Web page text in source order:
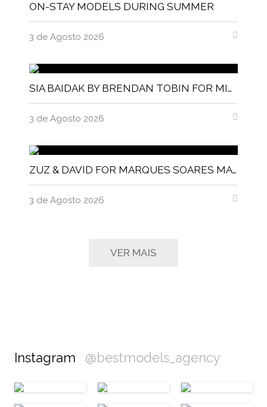
ON-STAY MODELS DURING SUMMER
3 de Agosto 2026
SIA BAIDAK BY BRENDAN TOBIN FOR MISC MAGAZINE
3 de Agosto 2026
ZUZ & DAVID FOR MARQUES SOARES MAGNITUDE MAGAZINE
3 de Agosto 2026
VER MAIS
Instagram @bestmodels_agency